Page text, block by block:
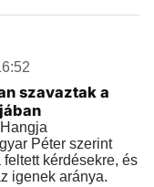
szavaztak a
Péter szerint
feltett kérdésekre, és
igenek aránya.